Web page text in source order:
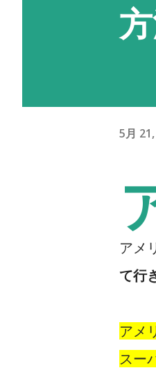
5月
アメ
て行
アメ
スー